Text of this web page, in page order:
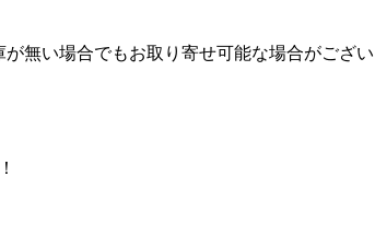
無い場合でもお取り寄せ可能な場合がござい